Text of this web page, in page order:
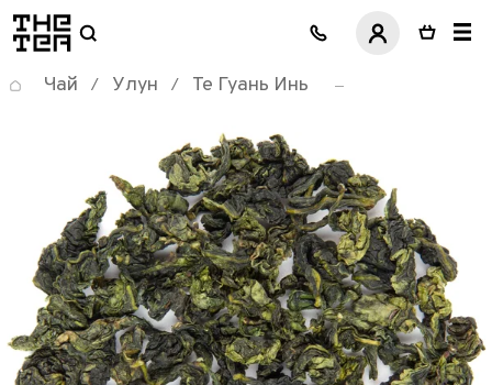
логотип
Чай / Улун / Те Гуань Инь